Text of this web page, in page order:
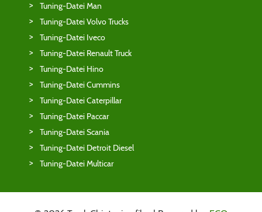
Tuning-Datei Man
Tuning-Datei Volvo Trucks
Tuning-Datei Iveco
Tuning-Datei Renault Truck
Tuning-Datei Hino
Tuning-Datei Cummins
Tuning-Datei Caterpillar
Tuning-Datei Paccar
Tuning-Datei Scania
Tuning-Datei Detroit Diesel
Tuning-Datei Multicar